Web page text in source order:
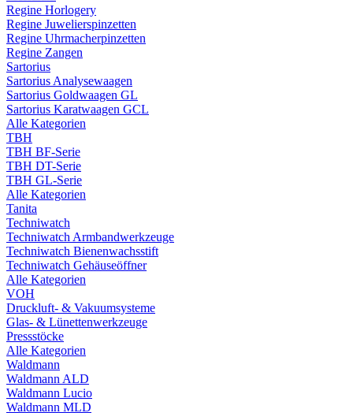
Regine Horlogery
Regine Juwelierspinzetten
Regine Uhrmacherpinzetten
Regine Zangen
Sartorius
Sartorius Analysewaagen
Sartorius Goldwaagen GL
Sartorius Karatwaagen GCL
Alle Kategorien
TBH
TBH BF-Serie
TBH DT-Serie
TBH GL-Serie
Alle Kategorien
Tanita
Techniwatch
Techniwatch Armbandwerkzeuge
Techniwatch Bienenwachsstift
Techniwatch Gehäuseöffner
Alle Kategorien
VOH
Druckluft- & Vakuumsysteme
Glas- & Lünettenwerkzeuge
Pressstöcke
Alle Kategorien
Waldmann
Waldmann ALD
Waldmann Lucio
Waldmann MLD